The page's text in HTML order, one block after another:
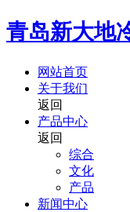
青岛新大地
网站首页
关于我们
返回
产品中心
返回
综合
文化
产品
新闻中心